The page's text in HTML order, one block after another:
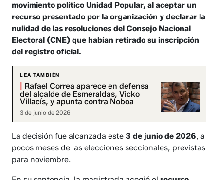
movimiento político Unidad Popular, al aceptar un
recurso presentado por la organización y declarar la
nulidad de las resoluciones del Consejo Nacional
Electoral (CNE) que habían retirado su inscripción
del registro oficial.
LEA TAMBIÉN
Rafael Correa aparece en defensa
del alcalde de Esmeraldas, Vicko
Villacís, y apunta contra Noboa
3 de junio de 2026
La decisión fue alcanzada este 3 de junio de 2026, a
pocos meses de las elecciones seccionales, previstas
para noviembre.